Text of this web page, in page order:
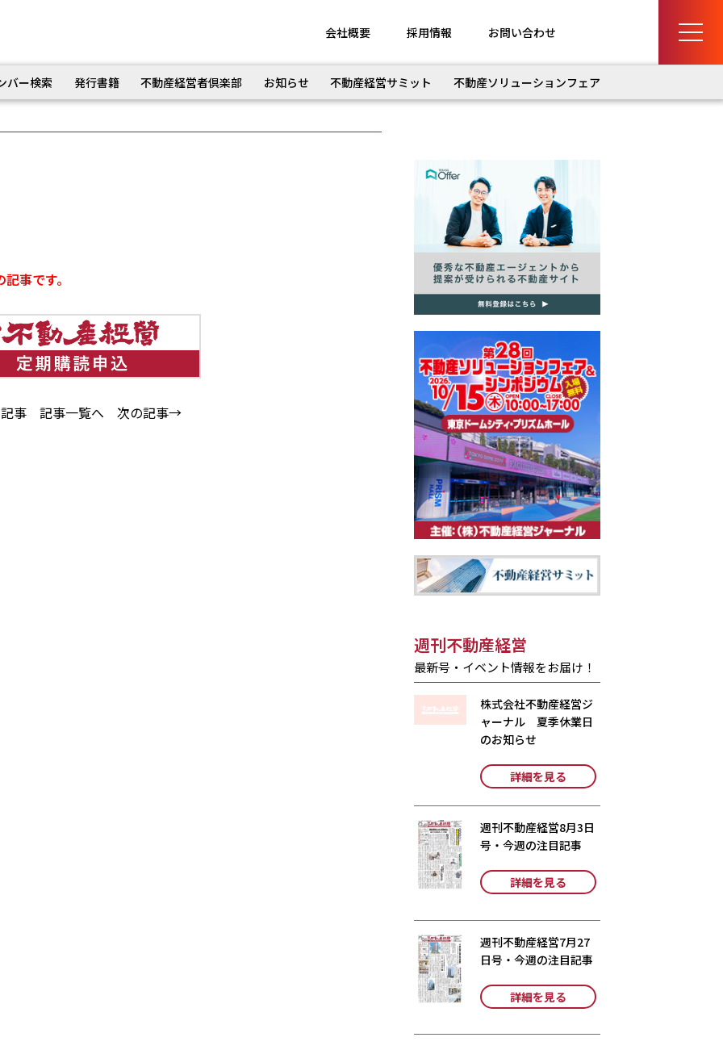
会社概要 採用情報 お問い合わせ
バー検索 発行書籍 不動産経営者倶楽部 お知らせ 不動産経営サミット 不動産ソリューションフェア
事です。
事 記事一覧へ 次の記事→
週刊不動産経営
最新号・イベント情報をお届け！
株式会社不動産経営ジ
ャーナル 夏季休業日
のお知らせ
詳細を見る
週刊不動産経営8月3日
号・今週の注目記事
詳細を見る
週刊不動産経営7月27
日号・今週の注目記事
詳細を見る